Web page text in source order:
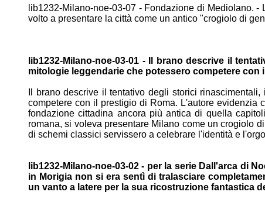
lib1232-Milano-noe-03-07 - Fondazione di Mediolano. -
volto a presentare la città come un antico "crogiolo di
lib1232-Milano-noe-03-01 - Il brano descrive il
mitologie leggendarie che potessero competere con il
Il brano descrive il tentativo degli storici rinascimentali,
competere con il prestigio di Roma. L'autore evidenzia
fondazione cittadina ancora più antica di quella
romana,si voleva presentare Milano come un crogiolo
di schemi classici servissero a celebrare l'identità e
lib1232-Milano-noe-03-02 - per la serie Dall'arca di
in Morigia non si era sentì di tralasciare
un vanto a latere per la sua ricostruzione fantastica